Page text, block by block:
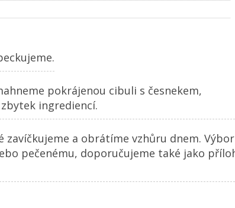
pokrájenou cibuli s česnekem,
ingrediencí.
a obrátíme vzhůru dnem.
pečenému, doporučujeme také jako